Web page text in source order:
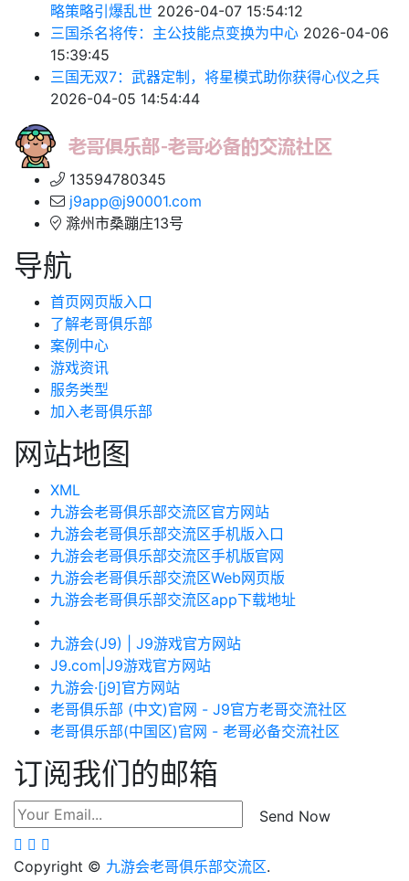
略策略引爆乱世 2026-04-07 15:54:12
三国杀名将传：主公技能点变换为中心 2026-04-06
15:39:45
三国无双7：武器定制，将星模式助你获得心仪之兵
2026-04-05 14:54:44
13594780345
j9app@j90001.com
滁州市桑蹦庄13号
导航
首页网页版入口
了解老哥俱乐部
案例中心
游戏资讯
服务类型
加入老哥俱乐部
网站地图
XML
九游会老哥俱乐部交流区官方网站
九游会老哥俱乐部交流区手机版入口
九游会老哥俱乐部交流区手机版官网
九游会老哥俱乐部交流区Web网页版
九游会老哥俱乐部交流区app下载地址
九游会(J9) | J9游戏官方网站
J9.com|J9游戏官方网站
九游会·[j9]官方网站
老哥俱乐部 (中文)官网 - J9官方老哥交流社区
老哥俱乐部(中国区)官网 - 老哥必备交流社区
订阅我们的邮箱
Send Now
Copyright © 九游会老哥俱乐部交流区.